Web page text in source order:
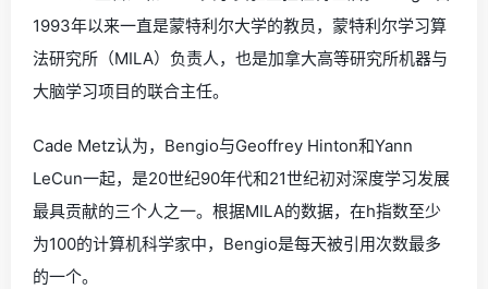
1993年以来一直是蒙特利尔大学的教员，蒙特利尔学习算
法研究所（MILA）负责人，也是加拿大高等研究所机器与
大脑学习项目的联合主任。
Cade Metz认为，Bengio与Geoffrey Hinton和Yann
LeCun一起，是20世纪90年代和21世纪初对深度学习发展
最具贡献的三个人之一。根据MILA的数据，在h指数至少
为100的计算机科学家中，Bengio是每天被引用次数最多
的一个。